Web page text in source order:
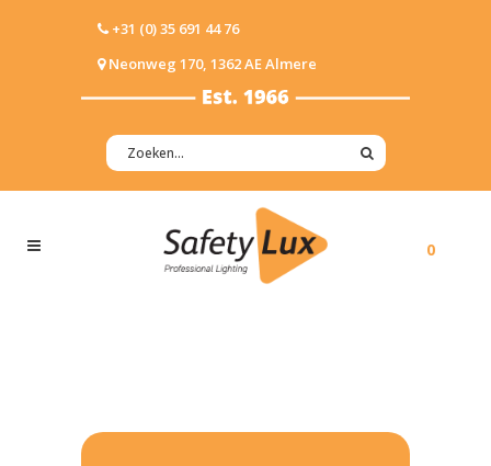
+31 (0) 35 691 44 76
Neonweg 170, 1362 AE Almere
0